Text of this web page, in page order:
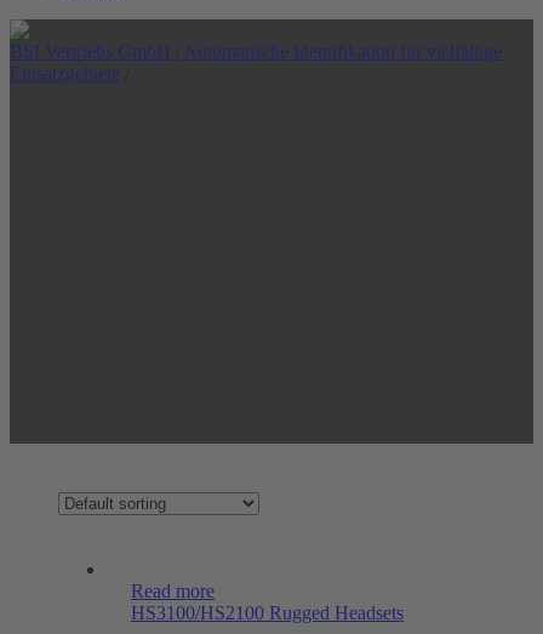
BSI Vertriebs GmbH | Automatische Identifikation für vielfältige
Einsatzgebiete
Read more
HS3100/HS2100 Rugged Headsets